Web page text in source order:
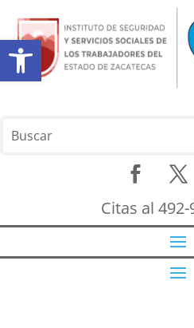
Abrir barra de herramientas
Citas al